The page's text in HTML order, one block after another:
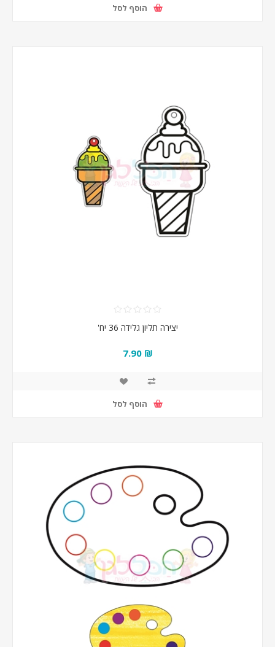
הוסף לסל
יצירה תליון גלידה 36 יח'
₪ 7.90
הוסף לסל